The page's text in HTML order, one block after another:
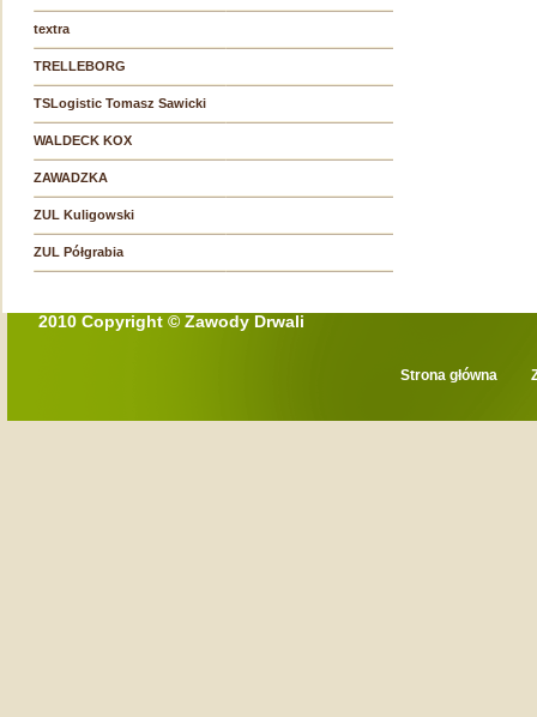
textra
TRELLEBORG
TSLogistic Tomasz Sawicki
WALDECK KOX
ZAWADZKA
ZUL Kuligowski
ZUL Półgrabia
2010 Copyright © Zawody Drwali
Strona główna